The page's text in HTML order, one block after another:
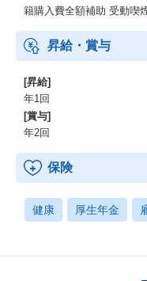
籍購入費全額補助 受動喫
昇給・賞与
[昇給]
年1回
[賞与]
年2回
保険
健康 厚生年金